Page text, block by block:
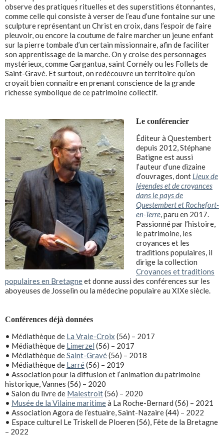
observe des pratiques rituelles et des superstitions étonnantes,
comme celle qui consiste à verser de l’eau d’une fontaine sur une
sculpture représentant un Christ en croix, dans l’espoir de faire
pleuvoir, ou encore la coutume de faire marcher un jeune enfant
sur la pierre tombale d’un certain missionnaire, afin de faciliter
son apprentissage de la marche. On y croise des personnages
mystérieux, comme Gargantua, saint Cornély ou les Follets de
Saint-Gravé. Et surtout, on redécouvre un territoire qu’on
croyait bien connaître en prenant conscience de la grande
richesse symbolique de ce patrimoine collectif.
Le conférencier
Éditeur à Questembert
depuis 2012, Stéphane
Batigne est aussi
l’auteur d’une dizaine
d’ouvrages, dont Lieux de
légendes et de croyances
dans le pays de
Questembert et Rochefort-
en-Terre , paru en 2017.
Passionné par l’histoire,
le patrimoine, les
croyances et les
traditions populaires, il
dirige la collection
Croyances et traditions
populaires en Bretagneet donne aussi des conférences sur les
aboyeuses de Josselin ou la médecine populaire au XIXe siècle.
Conférences déjà données
• Médiathèque de La Vraie-Croix (56) – 2017
• Médiathèque de Limerzel (56) – 2017
• Médiathèque deSaint-Gravé(56) – 2018
• Médiathèque de Larré(56) – 2019
• Association pour la diffusion et l’animation du patrimoine
historique, Vannes (56) – 2020
• Salon du livre de Malestroit(56) – 2020
• Musée de la Vilaine maritimeà La Roche-Bernard (56) – 2021
• Association Agora de l’estuaire, Saint-Nazaire (44) – 2022
• Espace culturel Le Triskell de Ploeren (56), Fête de la Bretagne
– 2022